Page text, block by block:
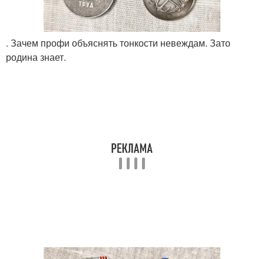
. Зачем профи объяснять тонкости невеждам. Зато
родина знает.